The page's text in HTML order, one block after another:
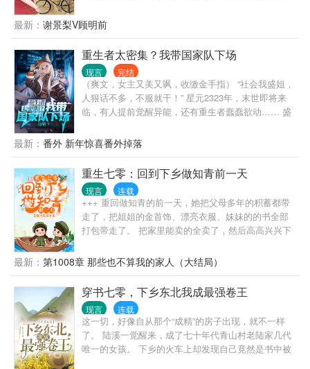
一个身娇体弱，走三步喘两下，看着就不是干活的。
一个身强体健，看着就是干活的一把好手。 村里人议
论：找对象不要只看脸，病病歪歪的绝对不能要。 姜
灵赞同的点头，可不，沾着她能随时倒地不起。 不等
姜灵咸鱼开摆，村里最出息的军官回来了。 军官妈叮
嘱：儿子，村里新来俩知青，勤快精神那个看着有福
气，适合当老婆。另一个病歪歪走三步咳两声，躲远
点。 隔天军官在后山目睹漂亮女知青三拳打死一头野
有福。 至于走三步咳两声那个，随军生活苦，坚决不
能娶。 等定亲的时候，军官妈傻眼了，对象和她想的
那个不一样啊？ 姜灵笑眯眯直接改口：妈。 军官妈捂
住胸口：完了，被攻陷了。 听说谢景临探亲回来多了
个小媳妇，听说谢景临的婚事是父母之命媒妁之言，
早晚后悔。 谢景临从不在人前谈论自己妻子，不少人
暗暗摇头：看来谣言石锤了。 当谢景临牵着一个白到
傻眼了。 众人泪奔：谣言误我。
最新： 谢景梨V顾明前
重生者太密集？我带国家队下场
现言 完结
（爽文，女主又美又飒，收缴金手指） “社会我盛姐，
人狠话不多，不服就干！” 星元2323年，末世即将来
临，有人提前觉醒异能，还有重生者蠢蠢欲动…… 盛
生者，备战末世，迎接灾难。 如何收服这群个个都以
为自己是天选之子的“主角”？ 暂时还未觉醒的大佬盛
安：“谢谢，我有国家爸爸。” 天眼、卫星监控、后台
权限， 热武器、大数据、科学技术…… 盛安：“所以
亲，加入我们吗？” “天选之子”们：“我们有选择权吗？”
盛安微笑：“你们没有。” 又美又强女主VS超帅男主。
视角不一样的末日爽文，清奇流。
最新： 番外 新年惊喜番外掉落
重生七零：回到下乡做知青前一天
现言 连载
+++ 重回做知青的前一天，她把父母多年的积蓄都带
走了，把姐姐的金首饰、漂亮衣服、妹妹的的书全部
打包带走了。 把家里能卖的全卖了，然后高高兴兴下
转身投入了糙汉的怀抱，至于渣男贱女，这辈子一定
让你们锁得死死的……
最新： 第1008章 那些也不算我的家人（大结局）
穿书七零，下乡东北我成最强卷王
现言 连载
这一切，好像自从那个“成精”的房子出现，就不一样
了。 陆溪一觉醒来，成了七十年代青山村老陆家几代
唯一的女孩。 下乡的火车上却发现自己竟然是书中被